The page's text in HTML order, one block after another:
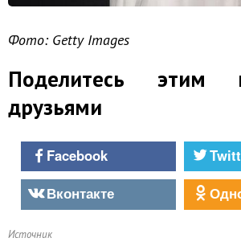
Фото: Getty Images
Поделитесь этим
друзьями
Facebook
Вконтакте
Источник